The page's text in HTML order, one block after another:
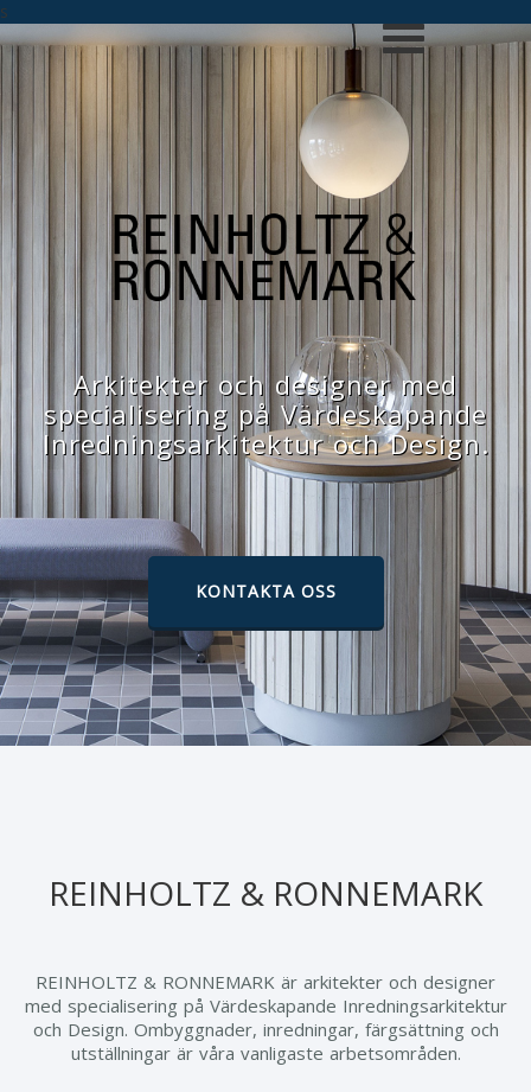
s
Arkitekter och designer med
specialisering på Värdeskapande
Inredningsarkitektur och Design.
KONTAKTA OSS
REINHOLTZ & RONNEMARK
REINHOLTZ & RONNEMARK är arkitekter och designer
med specialisering på Värdeskapande Inredningsarkitektur
och Design. Ombyggnader, inredningar, färgsättning och
utställningar är våra vanligaste arbetsområden.